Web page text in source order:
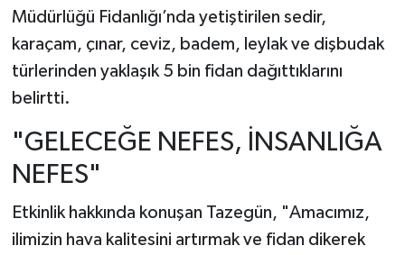
Müdürlüğü Fidanlığı’nda yetiştirilen sedir,
karaçam, çınar, ceviz, badem, leylak ve dişbudak
türlerinden yaklaşık 5 bin fidan dağıttıklarını
belirtti.
"GELECEĞE NEFES, İNSANLIĞA
NEFES"
Etkinlik hakkında konuşan Tazegün, "Amacımız,
ilimizin hava kalitesini artırmak ve fidan dikerek